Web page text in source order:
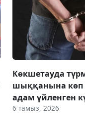
Көкшетауда
шыққанына көп
адам үйленген
6 тамыз, 2026